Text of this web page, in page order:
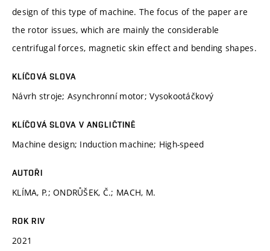
design of this type of machine. The focus of the paper are
the rotor issues, which are mainly the considerable
centrifugal forces, magnetic skin effect and bending shapes.
KLÍČOVÁ SLOVA
Návrh stroje; Asynchronní motor; Vysokootáčkový
KLÍČOVÁ SLOVA V ANGLIČTINĚ
Machine design; Induction machine; High-speed
AUTOŘI
KLÍMA, P.; ONDRŮŠEK, Č.; MACH, M.
ROK RIV
2021